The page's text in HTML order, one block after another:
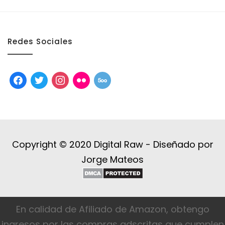
Redes Sociales
facebook
twitterinstagram
flickr 500px
Copyright © 2020 Digital Raw - Diseñado por
Jorge Mateos
En calidad de Afiliado de Amazon, obtengo